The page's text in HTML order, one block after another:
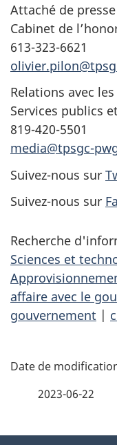
Attaché de presse
Cabinet de
613-323-6621
Relations avec
Services publics
819-420-5501
media@tpsgc-
Suivez-nous sur
Suivez-nous sur
Recherche
Sciences et
affaire avec le
gouvernement |
D
2023-06-22